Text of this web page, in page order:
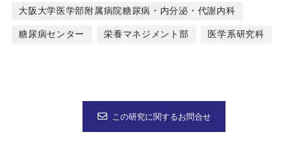
大阪大学医学部附属病院糖尿病・内分泌・代謝内科
糖尿病センター 栄養マネジメント部 医学系研究科
この研究に関するお問合せ